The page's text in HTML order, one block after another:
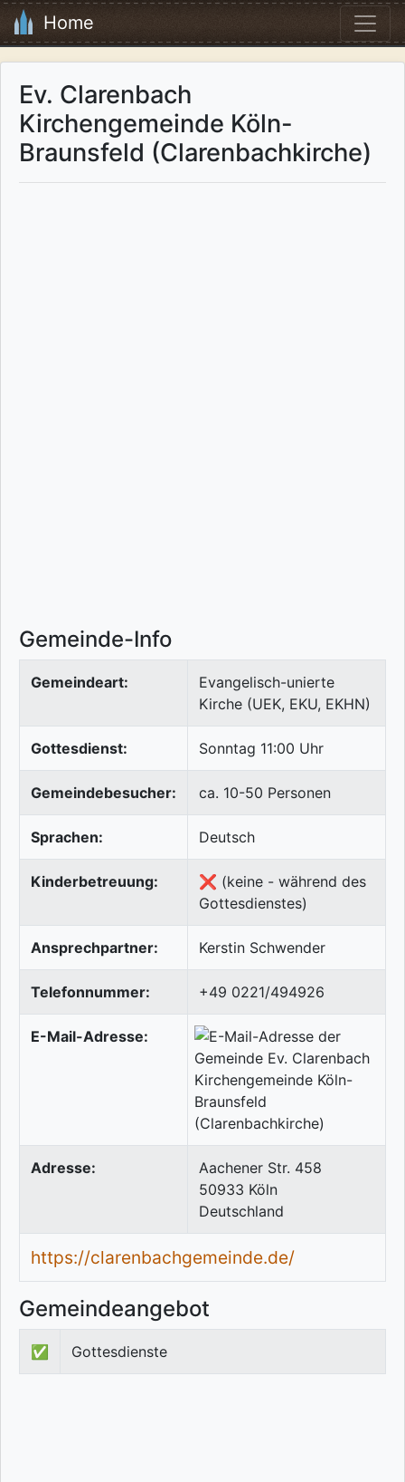
Home
Ev. Clarenbach
Kirchengemeinde Köln-
Braunsfeld (Clarenbachkirche)
Gemeinde-Info
Gemeindeart:
Evangelisch-unierte
Kirche (UEK, EKU, EKHN)
Gottesdienst: Sonntag 11:00 Uhr
Gemeindebesucher: ca. 10-50 Personen
Sprachen: Deutsch
Kinderbetreuung:
❌ (keine - während des
Gottesdienstes)
Ansprechpartner: Kerstin Schwender
Telefonnummer: +49 0221/494926
E-Mail-Adresse:
Adresse:
Aachener Str. 458
50933 Köln
Deutschland
https://clarenbachgemeinde.de/
Gemeindeangebot
✅ Gottesdienste